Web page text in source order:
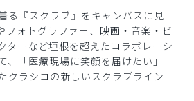
る『スクラブ』をキャンバスに見
フォトグラファー、映画・音楽・ビ
ターなど垣根を超えたコラボレーシ
、「医療現場に笑顔を届けたい」
クラシコの新しいスクラブライン